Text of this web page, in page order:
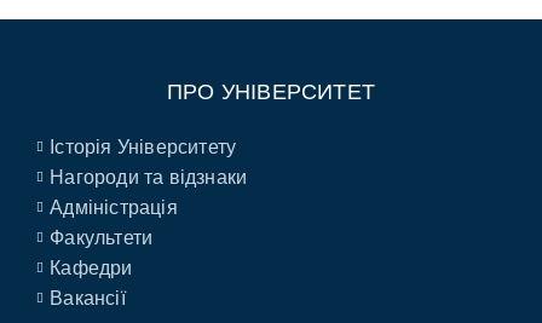
ПРО УНІВЕРСИТЕТ
Історія Університету
Нагороди та відзнаки
Адміністрація
Факультети
Кафедри
Вакансії